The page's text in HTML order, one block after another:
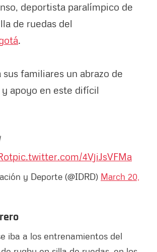
deportista paralímpico de
de ruedas del
.
sus familiares un abrazo de
apoyo en este difícil
pic.twitter.com/4VjiJsVFMa
y Deporte (@IDRD) March 20,
iba a los entrenamientos del